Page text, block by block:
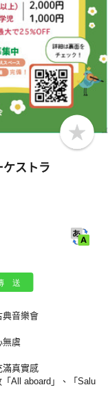
b
o
ストラ
典音樂會
無虞
滿真實感
All aboard」、「Salu